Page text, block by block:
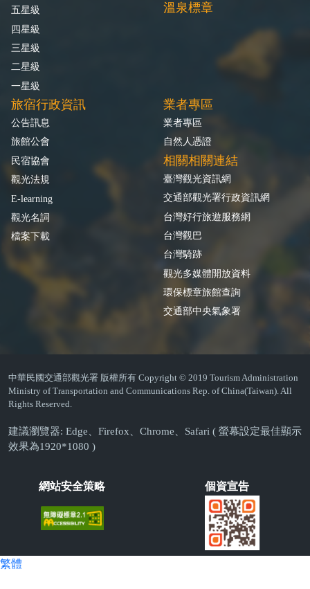
五星級
四星級
三星級
二星級
一星級
溫泉標章
旅宿行政資訊
公告訊息
旅館公會
民宿協會
觀光法規
E-learning
觀光名詞
檔案下載
業者專區
業者專區
自然人憑證
相關相關連結
臺灣觀光資訊網
交通部觀光署行政資訊網
台灣好行旅遊服務網
台灣觀巴
台灣騎跡
觀光多媒體開放資料
環保標章旅館查詢
交通部中央氣象署
中華民國交通部觀光署 版權所有 Copyright © 2019 Tourism Administration
Ministry of Transportation and Communications Rep. of China(Taiwan). All
Rights Reserved.
建議瀏覽器: Edge、Firefox、Chrome、Safari ( 螢幕設定最佳顯示
效果為1920*1080 )
網站安全策略 個資宣告
繁體